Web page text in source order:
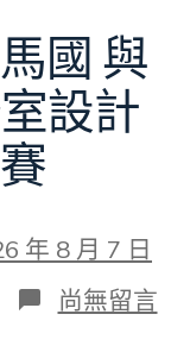
國 與
設計
年 8 月 7 日
在
〈切
尚無留言